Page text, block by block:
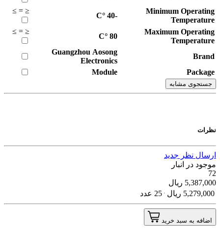
Minimum Operating
Temperature
-40
°C
≤
=
≥
Maximum Operating
Temperature
80
°C
≤
=
≥
Brand
Guangzhou Aosong
Electronics
Package
Module
جستجوی مشابه
نظرات
ارسال نظر جدید
موجود در انبار
72
5,387,000 ریال
5,279,000 ریال 25 عدد
اضافه به سبد خرید